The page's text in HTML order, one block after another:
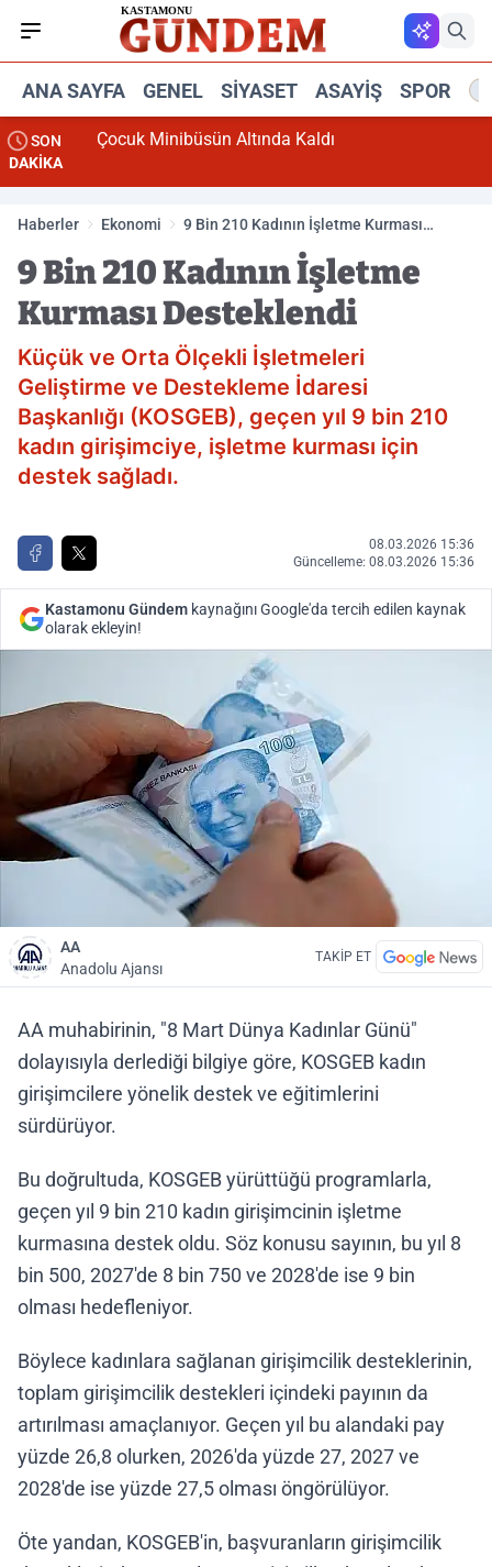
ANA SAYFA GENEL SIYASET ASAYIŞ SPOR
SON
DAKİKA
Çocuk Minibüsün Altında Kaldı
Haberler Ekonomi
9 Bin 210 Kadının İşletme Kurması
9 Bin 210 Kadının İşletme
Kurması Desteklendi
Küçük ve Orta Ölçekli İşletmeleri
Geliştirme ve Destekleme İdaresi
Başkanlığı (KOSGEB), geçen yıl 9 bin 210
kadın girişimciye, işletme kurması için
destek sağladı.
08.03.2026 15:36
Güncelleme: 08.03.2026 15:36
Kastamonu Gündem kaynağını Google'da tercih edilen kaynak
olarak ekleyin!
AA
Anadolu Ajansı
TAKİP ET
AA muhabirinin, "8 Mart Dünya Kadınlar Günü"
dolayısıyla derlediği bilgiye göre, KOSGEB kadın
girişimcilere yönelik destek ve eğitimlerini
sürdürüyor.
Bu doğrultuda, KOSGEB yürüttüğü programlarla,
geçen yıl 9 bin 210 kadın girişimcinin işletme
kurmasına destek oldu. Söz konusu sayının, bu yıl 8
bin 500, 2027'de 8 bin 750 ve 2028'de ise 9 bin
olması hedefleniyor.
Böylece kadınlara sağlanan girişimcilik desteklerinin,
toplam girişimcilik destekleri içindeki payının da
artırılması amaçlanıyor. Geçen yıl bu alandaki pay
yüzde 26,8 olurken, 2026'da yüzde 27, 2027 ve
2028'de ise yüzde 27,5 olması öngörülüyor.
Öte yandan, KOSGEB'in, başvuranların girişimcilik